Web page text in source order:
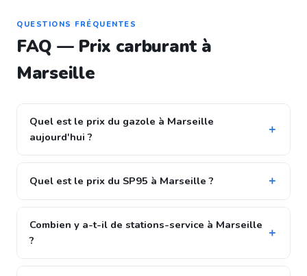
QUESTIONS FRÉQUENTES
FAQ — Prix carburant à
Marseille
Quel est le prix du gazole à Marseille
aujourd'hui ?
Quel est le prix du SP95 à Marseille ?
Combien y a-t-il de stations-service à Marseille
?